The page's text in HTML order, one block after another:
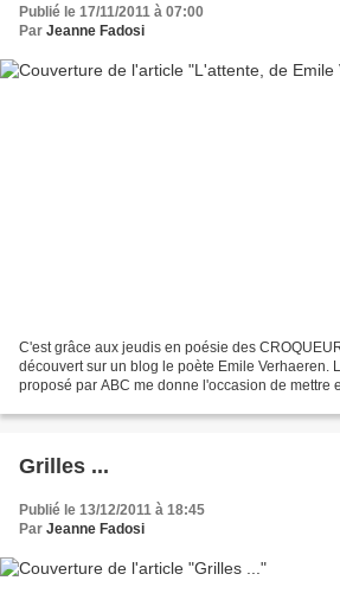
Publié le 17/11/2011 à 07:00
Par Jeanne Fadosi
C'est grâce aux jeudis en poésie des
découvert sur un blog le poète Emile Verhaeren.
proposé par ABC me donne l'occasion de mettre
Grilles ...
Publié le 13/12/2011 à 18:45
Par Jeanne Fadosi